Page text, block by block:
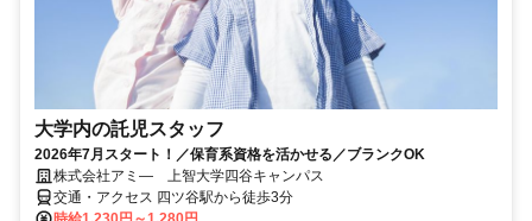
大学内の託児スタッフ
2026年7月スタート！／保育系資格を活かせる／ブランクOK
株式会社アミ― 上智大学四谷キャンパス
交通・アクセス 四ツ谷駅から徒歩3分